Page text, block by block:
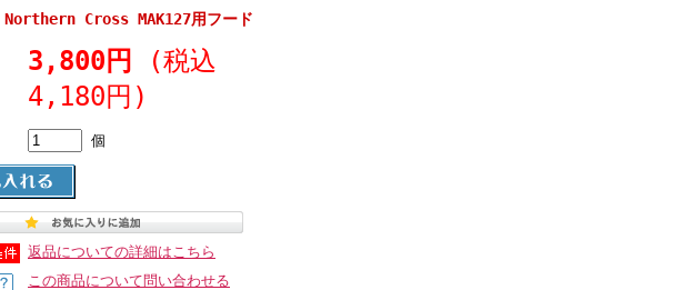
Northern Cross MAK127用フード
3,800円
(税込
4,180円)
個
返品についての詳細はこちら
この商品について問い合わせる